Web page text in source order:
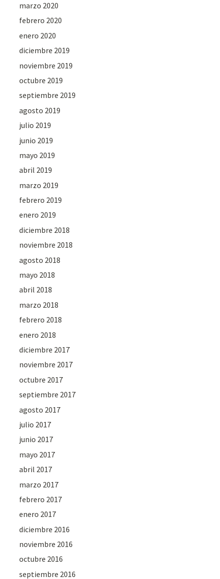
marzo 2020
febrero 2020
enero 2020
diciembre 2019
noviembre 2019
octubre 2019
septiembre 2019
agosto 2019
julio 2019
junio 2019
mayo 2019
abril 2019
marzo 2019
febrero 2019
enero 2019
diciembre 2018
noviembre 2018
agosto 2018
mayo 2018
abril 2018
marzo 2018
febrero 2018
enero 2018
diciembre 2017
noviembre 2017
octubre 2017
septiembre 2017
agosto 2017
julio 2017
junio 2017
mayo 2017
abril 2017
marzo 2017
febrero 2017
enero 2017
diciembre 2016
noviembre 2016
octubre 2016
septiembre 2016